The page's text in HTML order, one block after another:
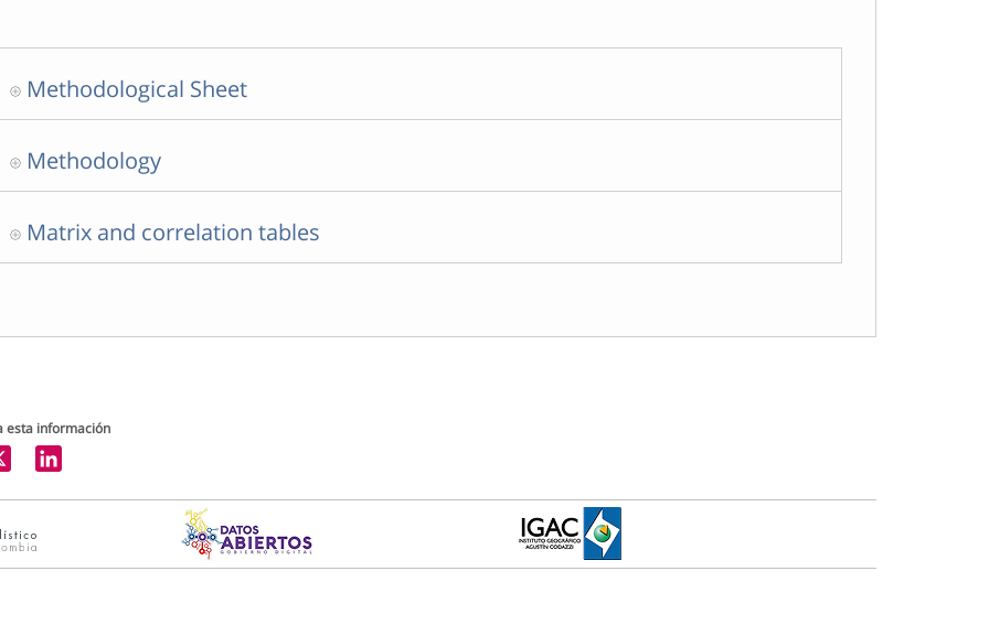
Methodological Sheet
Methodology
Matrix and correlation tables
esta información
LinkedIn